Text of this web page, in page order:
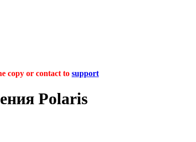
copy or contact to support
Polaris